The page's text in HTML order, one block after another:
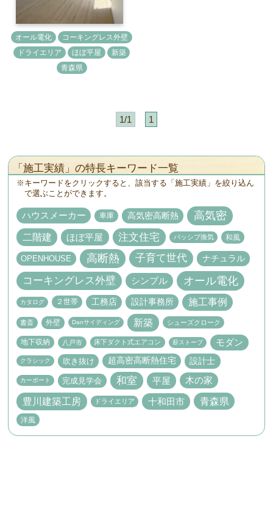
オール電化 コーキングレス外壁
ドライエリア ほぼ平屋 新築
青森県
1/1 1
「施工実績」の特長キーワード一覧
キーワードをクリックすると、該当する「施工実績」を絞り込ん
で選ぶことができます。
ハウスメーカー 車庫 高気密高断熱 高気密
二階建 ほぼ平屋 注文住宅 パッシブ換気 和風
OPENHOUSE 高断熱 子育て世代 ナチュラル
コーキングレス外壁 シンプル オール電化
カタログ ２世帯 工務店 設計事務所 施工事例
書斎 外壁 Danサイディング 新築 シューズクローク
地下収納 八戸市 床下ダクト式エアコン 薪ストーブ モダン
クラシック 吹き抜け 超高密高断熱住宅 設計士
カーポート 完成見学会 和室 平屋 木の家
豊川建築工房 ドライエリア 十和田市 青森県
洋風